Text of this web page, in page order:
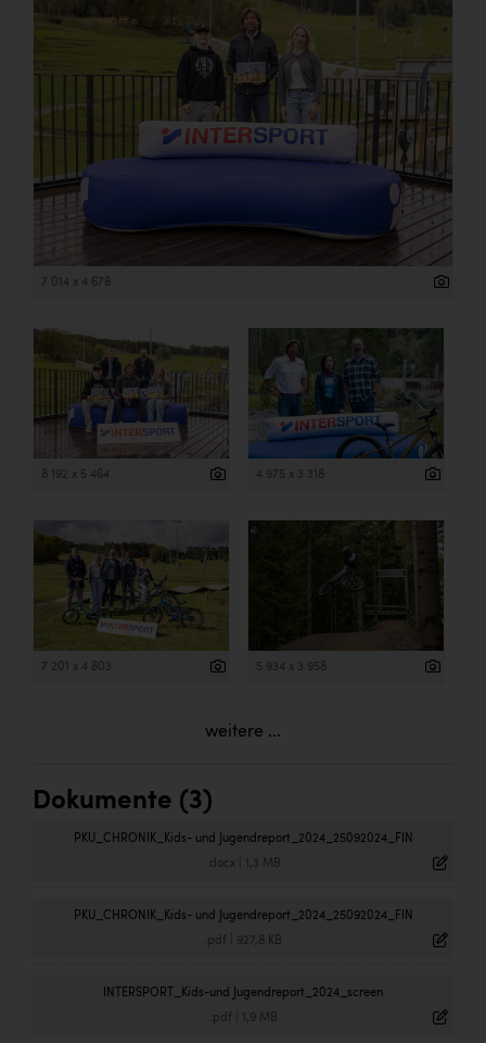
7 014 x 4 678
8 192 x 5 464 4 975 x 3 318
7 201 x 4 803 5 934 x 3 958
weitere ...
Dokumente (3)
PKU_CHRONIK_Kids- und Jugendreport_2024_25092024_FIN
.docx| 1,3 MB
PKU_CHRONIK_Kids- und Jugendreport_2024_25092024_FIN
.pdf 927,8 KB
INTERSPORT_Kids-und Jugendreport_2024_screen
.pdf 1,9 MB